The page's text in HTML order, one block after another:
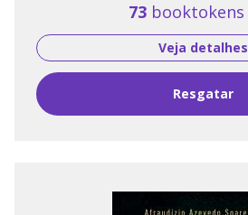
73 booktokens
Veja detalhes
Resgatar